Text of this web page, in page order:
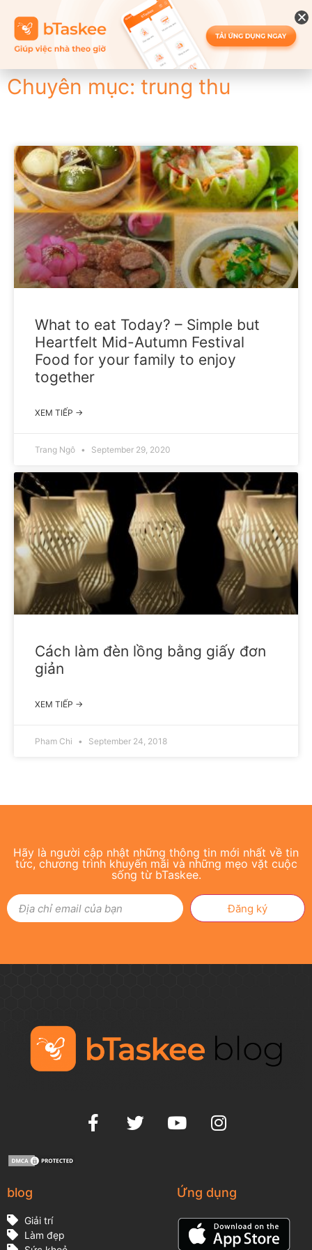
Chuyên mục: trung thu
What to eat Today? – Simple but
Heartfelt Mid-Autumn Festival
Food for your family to enjoy
together
XEM TIẾP →
Trang Ngô September 29, 2020
Cách làm đèn lồng bằng giấy đơn
giản
XEM TIẾP →
Pham Chi September 24, 2018
Hãy là người cập nhật những thông tin mới nhất về tin
tức, chương trình khuyến mãi và những mẹo vặt cuộc
sống từ bTaskee.
Đăng ký
blog
Giải trí
Làm đẹp
Ứng dụng